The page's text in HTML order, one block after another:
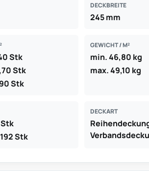
DECKBREITE
245 mm
Stk
Stk
Stk
GEWICHT / M²
min. 46,80 kg
max. 49,10 kg
Stk
DECKART